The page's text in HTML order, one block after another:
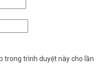
trong trình duyệt này cho lần